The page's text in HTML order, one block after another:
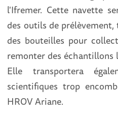
l'Ifremer. Cette navette
des outils de
des bouteilles pour
remonter des échantillons
Elle transportera
scientifiques trop
HROV Ariane.